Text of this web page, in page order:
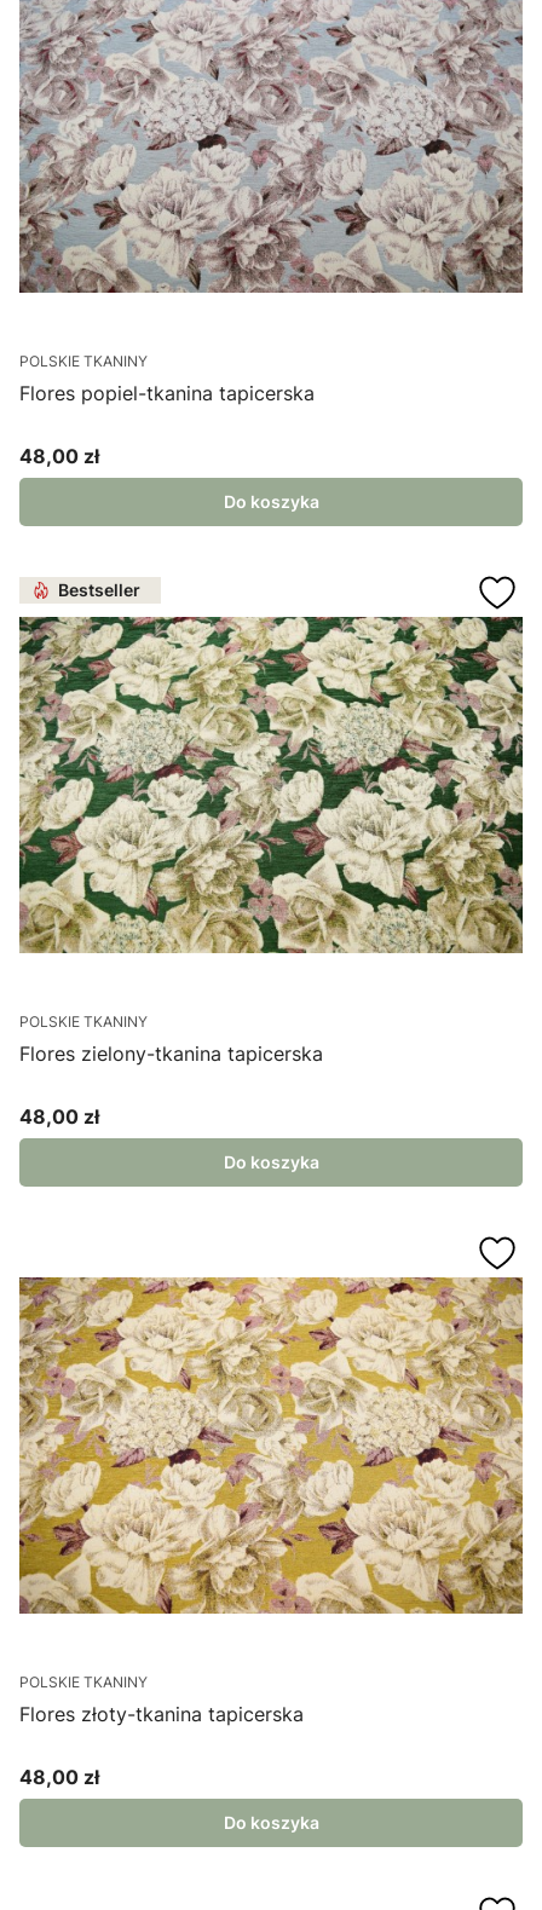
POLSKIE TKANINY
Flores popiel-tkanina tapicerska
Cena
48,00 zł
Do koszyka
Bestseller
POLSKIE TKANINY
Flores zielony-tkanina tapicerska
Cena
48,00 zł
Do koszyka
POLSKIE TKANINY
Flores złoty-tkanina tapicerska
Cena
48,00 zł
Do koszyka